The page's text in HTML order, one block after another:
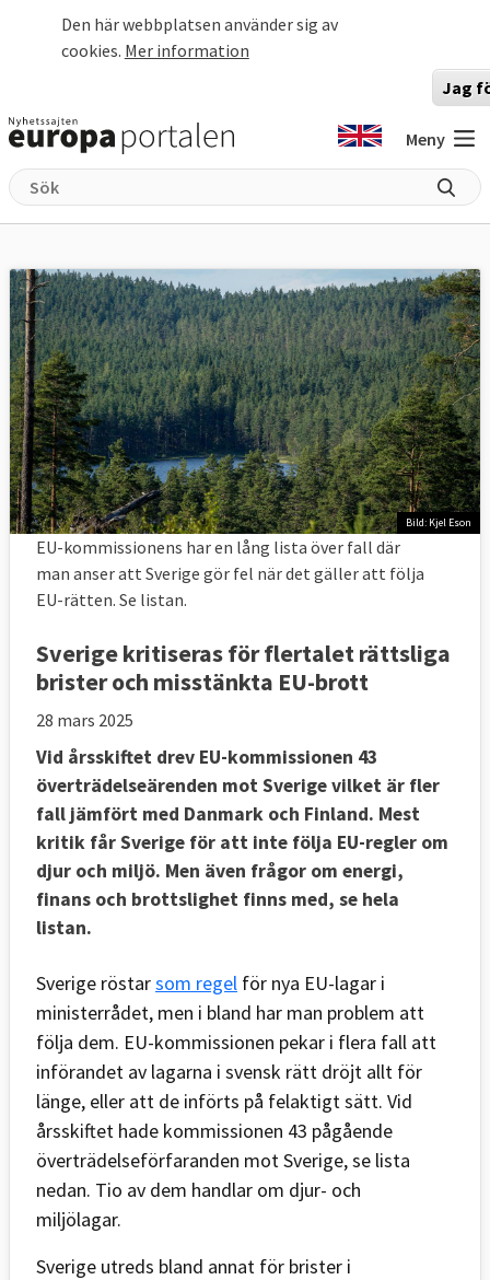
Den här webbplatsen använder sig av
cookies. Mer information
Jag
Meny
Bild: Kjel Eson
EU-kommissionens har en lång lista över fall där
man anser att Sverige gör fel när det gäller att följa
EU-rätten. Se listan.
Sverige kritiseras för flertalet rättsliga
brister och misstänkta EU-brott
28 mars 2025
Vid årsskiftet drev EU-kommissionen 43
överträdelseärenden mot Sverige vilket är fler
fall jämfört med Danmark och Finland. Mest
kritik får Sverige för att inte följa EU-regler om
djur och miljö. Men även frågor om energi,
finans och brottslighet finns med, se hela
listan.
Sverige röstarsom regel för nya EU-lagar i
ministerrådet, men i bland har man problem att
följa dem. EU-kommissionen pekar i flera fall att
införandet av lagarna i svensk rätt dröjt allt för
länge, eller att de införts på felaktigt sätt. Vid
årsskiftet hade kommissionen 43 pågående
överträdelseförfaranden mot Sverige, se lista
nedan. Tio av dem handlar om djur- och
miljölagar.
Sverige utreds bland annat för brister i